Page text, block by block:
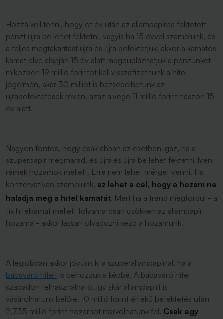
Hozzá kell tenni, hogy öt év után az állampapírba fektetett
pénzt újra be lehet fektetni, vagyis ha 15 évvel számolunk, és
a teljes megtakarítást újra és újra befektetjük, akkor a kamatos
kamat elve alapján 15 év alatt megduplázhatjuk a pénzünket -
miközben 19 millió forintot kell visszafizetnünk a hitel
jogcímén, akár 30 milliót is bezsebelhetünk az
újrabefektetések révén, azaz a vége 11 millió forint haszon 15
év alatt.
Nagyon fontos, hogy csak abban az esetben igaz, ha a
szuperpapír megmarad, és újra és újra be lehet fektetni ilyen
remek hozamok mellett. Erre nem lehet mérget venni. Ha
konzervatívan számolunk, az lehet a cél, hogy a hozam ne
haladja meg a hitel kamatát. Mert ha a trend megfordul - a
fix hitelkamat mellett folyamatosan csökken az állampapír
hozama - akkor lassan olvadozni kezd a hozamunk.
A legjobban akkor jövünk ki a szuperállampapírral, ha a
babaváró hitelt is behozzuk a képbe. A babaváró hitel
szabadon felhasználható, így akár állampapírt is
vásárolhatunk belőle. 10 millió forint értékű befektetés után
2,735 millió forint hozamot markolhatunk fel. Csak egy